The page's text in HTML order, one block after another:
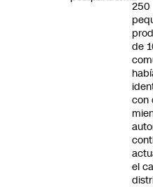
250
de
con
el